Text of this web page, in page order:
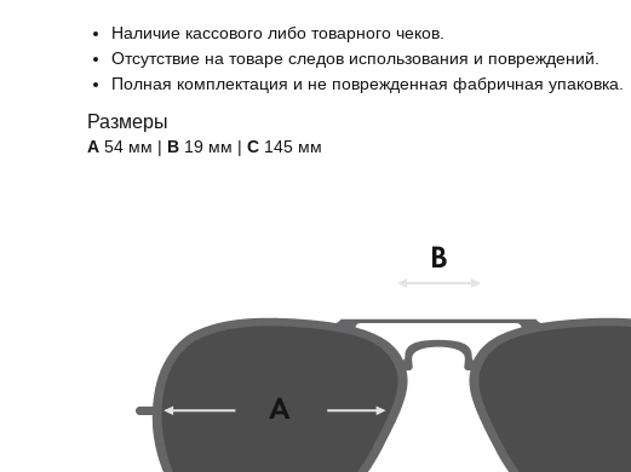
Наличие кассового либо товарного чеков.
Отсутствие на товаре следов использования и повреждений.
Полная комплектация и не поврежденная фабричная упаковка.
Размеры
А 54 мм | B 19 мм | C 145 мм